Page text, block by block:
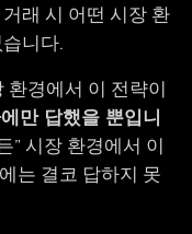
래 시 어떤 시장 환
니다.
환경에서 이 전략이
만 답했을 뿐입니
” 시장 환경에서 이
는 결코 답하지 못